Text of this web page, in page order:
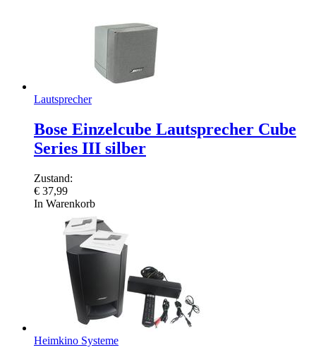
Lautsprecher
Bose Einzelcube Lautsprecher Cube
Series III silber
Zustand:
€ 37,99
In Warenkorb
Heimkino Systeme